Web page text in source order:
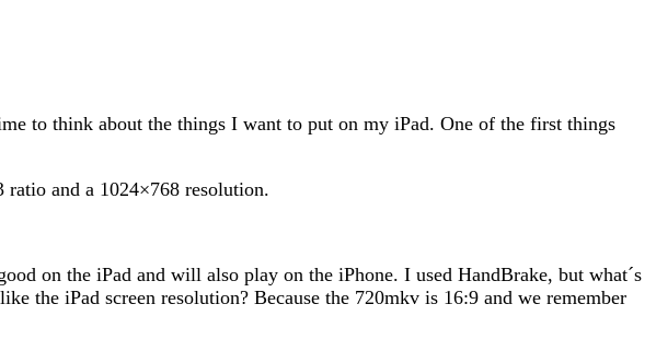
to think about the things I want to put on my iPad. One of the first things
and a 1024×768 resolution.
on the iPad and will also play on the iPhone. I used HandBrake, but what´s
the iPad screen resolution? Because the 720mkv is 16:9 and we remember